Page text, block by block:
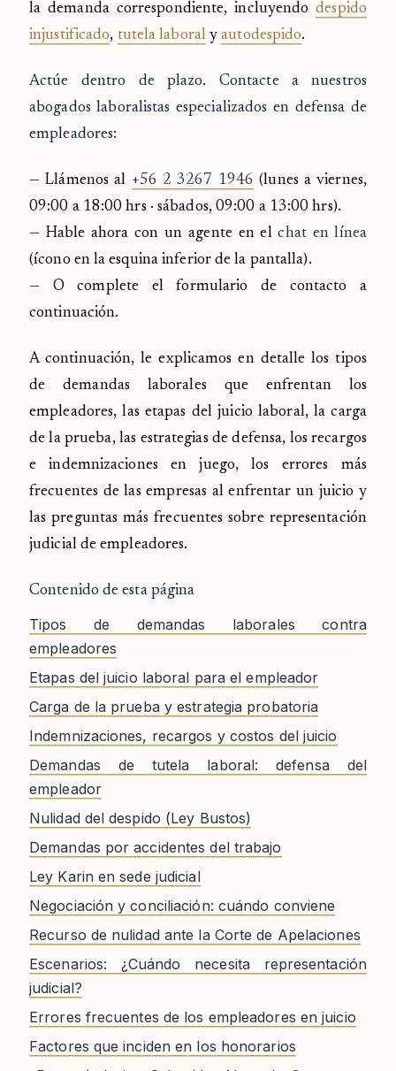
la demanda correspondiente, incluyendodespido
injustificado, tutela laboralyautodespido.
Actúe dentro de plazo. Contacte a nuestros
abogados laboralistas especializados en defensa de
empleadores:
— Llámenos al +56 2 3267 1946 (lunes a viernes,
09:00 a 18:00 hrs · sábados, 09:00 a 13:00 hrs).
— Hable ahora con un agente en elchat en línea
(ícono en la esquina inferior de la pantalla).
— O complete el formulario de contacto a
continuación.
A continuación, le explicamos en detalle los tipos
de demandas laborales que enfrentan los
empleadores, las etapas del juicio laboral, la carga
de la prueba, las estrategias de defensa, los recargos
e indemnizaciones en juego, los errores más
frecuentes de las empresas al enfrentar un juicio y
las preguntas más frecuentes sobre representación
judicial de empleadores.
Contenido de esta página
Tipos de demandas laborales contra
empleadores
Etapas del juicio laboral para el empleador
Carga de la prueba y estrategia probatoria
Indemnizaciones, recargos y costos del juicio
Demandas de tutela laboral: defensa del
empleador
Nulidad del despido (Ley Bustos)
Demandas por accidentes del trabajo
Ley Karin en sede judicial
Negociación y conciliación: cuándo conviene
Recurso de nulidad ante la Corte de Apelaciones
Escenarios: ¿Cuándo necesita representación
judicial?
Errores frecuentes de los empleadores en juicio
Factores que inciden en los honorarios